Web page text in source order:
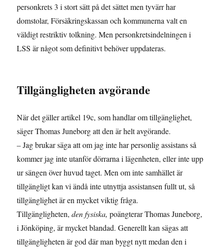
personkrets 3 i stort sätt på det sättet men tyvärr har
domstolar, Försäkringskassan och kommunerna valt en
väldigt restriktiv tolkning. Men personkretsindelningen i
LSS är något som definitivt behöver uppdateras.
Tillgängligheten avgörande
När det gäller artikel 19c, som handlar om tillgänglighet,
säger Thomas Juneborg att den är helt avgörande.
– Jag brukar säga att om jag inte har personlig assistans så
kommer jag inte utanför dörrarna i lägenheten, eller inte upp
ur sängen över huvud taget. Men om inte samhället är
tillgängligt kan vi ändå inte utnyttja assistansen fullt ut, så
tillgänglighet är en mycket viktig fråga.
Tillgängligheten,den fysiska, poängterar Thomas Juneborg,
i Jönköping, är mycket blandad. Generellt kan sägas att
tillgängligheten är god där man byggt nytt medan den i